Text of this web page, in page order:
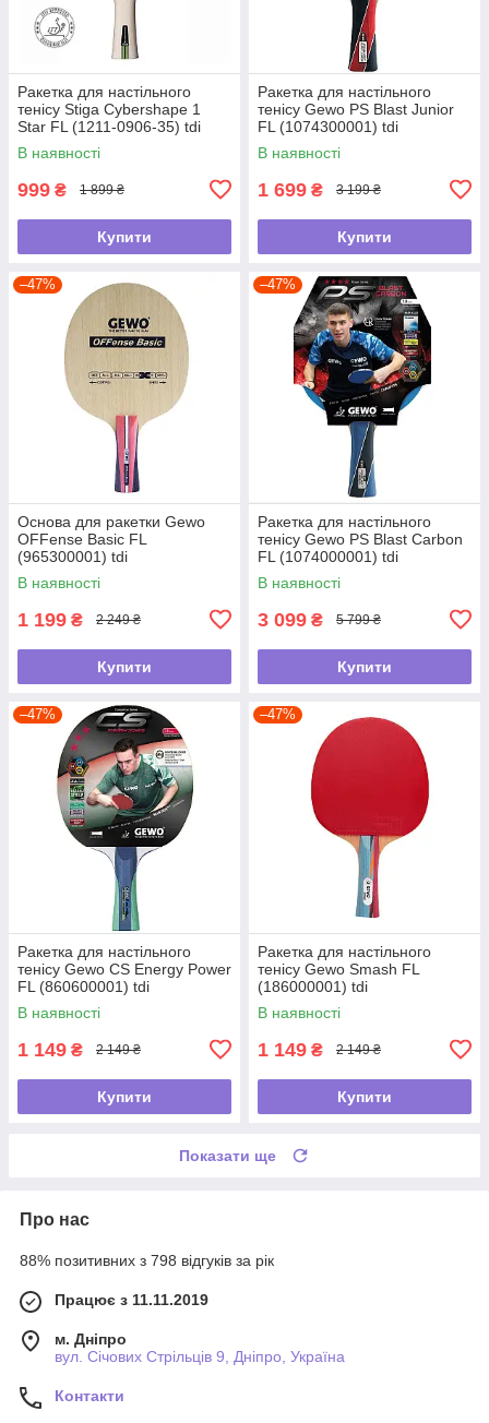
Ракетка для настільного
тенісу Stiga Cybershape 1
Star FL (1211-0906-35) tdi
В наявності
999 ₴ 1 899 ₴
Купити
Ракетка для настільного
тенісу Gewo PS Blast Junior
FL (1074300001) tdi
В наявності
1 699 ₴ 3 199 ₴
Купити
–47%
Основа для ракетки Gewo
OFFense Basic FL
(965300001) tdi
В наявності
1 199 ₴ 2 249 ₴
Купити
–47%
Ракетка для настільного
тенісу Gewo PS Blast Carbon
FL (1074000001) tdi
В наявності
3 099 ₴ 5 799 ₴
Купити
–47%
Ракетка для настільного
тенісу Gewo CS Energy Power
FL (860600001) tdi
В наявності
1 149 ₴ 2 149 ₴
Купити
–47%
Ракетка для настільного
тенісу Gewo Smash FL
(186000001) tdi
В наявності
1 149 ₴ 2 149 ₴
Купити
Показати ще
Про нас
88% позитивних з 798 відгуків за рік
Працює з 11.11.2019
м. Дніпро
вул. Січових Стрільців 9, Дніпро, Україна
Контакти